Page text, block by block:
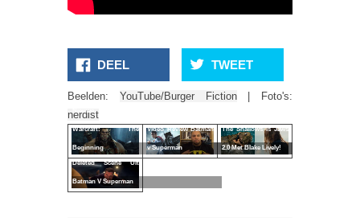
DEEL TWEET
Beelden: YouTube/Burger Fiction| Foto's:
nerdist
Nieuwe Trailer
Warcraft: The
Beginning
Video Review Batman
v Superman
The Shallows Is Jaws
2.0 Met Blake Lively!
Deleted Scène Uit
Batman V Superman